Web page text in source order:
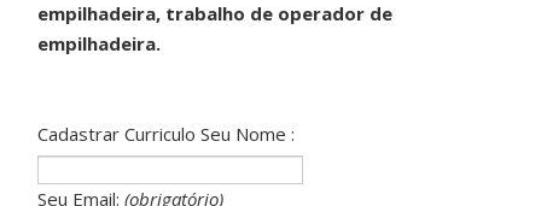
empilhadeira, trabalho de operador de
empilhadeira.
Cadastrar Curriculo Seu Nome :
Seu Email:(obrigatório)